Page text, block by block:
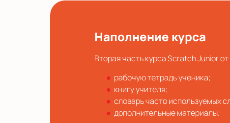
Наполнение курса
Вторая часть курса Scratch Junior
рабочую тетрадь ученика;
книгу учителя;
словарь часто используемых
дополнительные материалы.